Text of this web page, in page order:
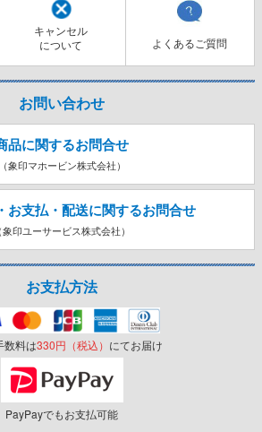
キャンセル
について
よくあるご質問
お問い合わせ
品に関するお問合せ
（象印マホービン株式会社）
お支払・配送に関するお問合せ
（象印ユーサービス株式会社）
お支払方法
数料は330円（税込） にてお届け
PayPayでもお支払可能